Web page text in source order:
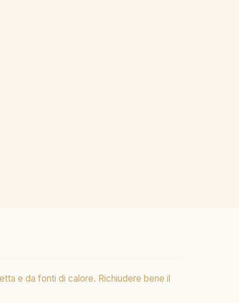
e da fonti di calore. Richiudere bene il